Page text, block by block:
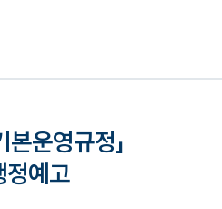
본운영규정」
정예고